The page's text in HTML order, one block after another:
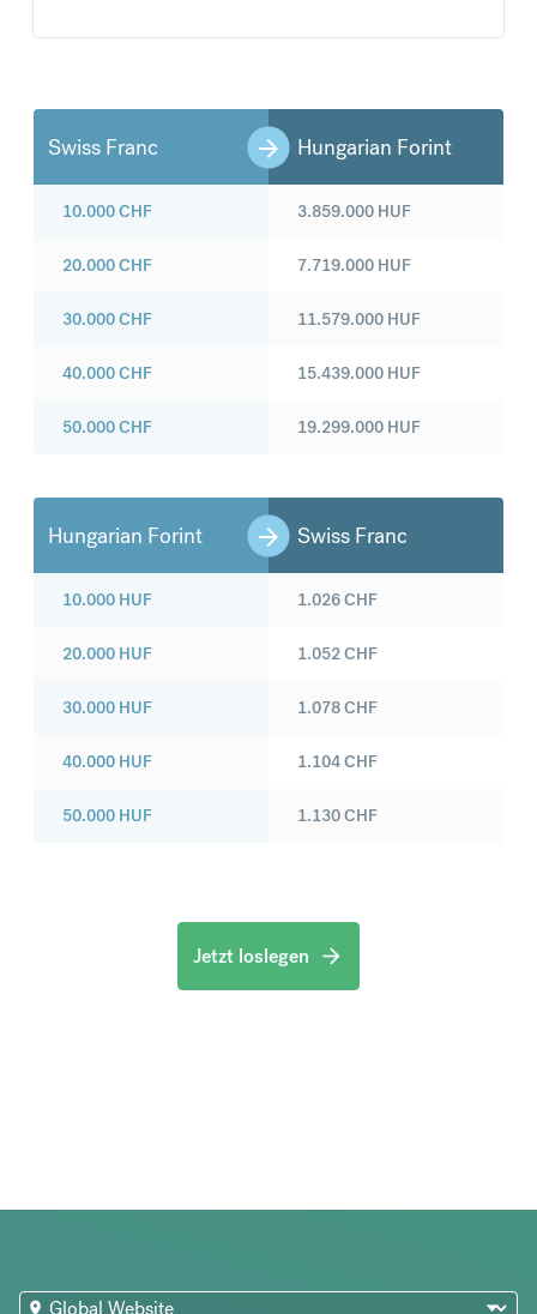
Swiss Franc Hungarian Forint
10.000CHF
20.000CHF
30.000CHF
40.000CHF
50.000CHF
3.859.000 HUF
7.719.000 HUF
11.579.000 HUF
15.439.000 HUF
19.299.000 HUF
Hungarian Forint Swiss Franc
10.000 HUF
20.000 HUF
30.000 HUF
40.000 HUF
50.000 HUF
1.026CHF
1.052CHF
1.078CHF
1.104CHF
1.130CHF
Jetzt loslegen